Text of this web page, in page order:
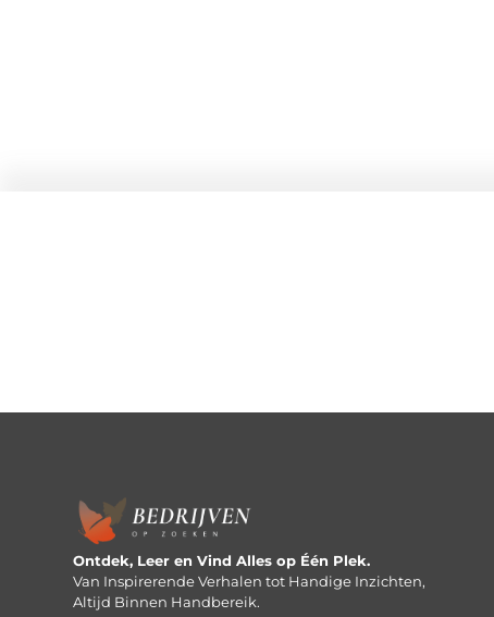
Ontdek, Leer en Vind Alles op Één Plek.
Van Inspirerende Verhalen tot Handige Inzichten,
Altijd Binnen Handbereik.